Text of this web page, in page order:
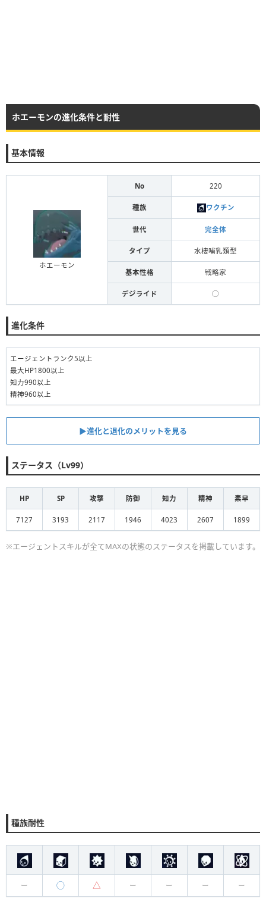
ホエーモンの進化条件と耐性
基本情報
ホエーモン
No 220
種族 ワクチン
世代 完全体
タイプ 水棲哺乳類型
基本性格 戦略家
デジライド ◯
進化条件
エージェントランク5以上
最大HP1800以上
知力990以上
精神960以上
▶︎進化と退化のメリットを見る
ステータス（Lv99）
HP SP 攻撃 防御 知力 精神 素早
7127 3193 2117 1946 4023 2607 1899
※エージェントスキルが全てMAXの状態のステータスを掲載しています。
種族耐性
ー ◯ △ ー ー ー ー